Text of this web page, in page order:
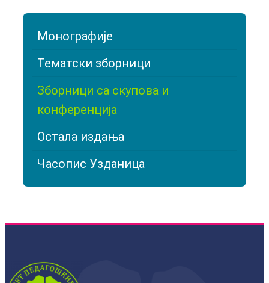
Монографије
Тематски зборници
Зборници са скупова и
конференција
Остала издања
Часопис Узданица